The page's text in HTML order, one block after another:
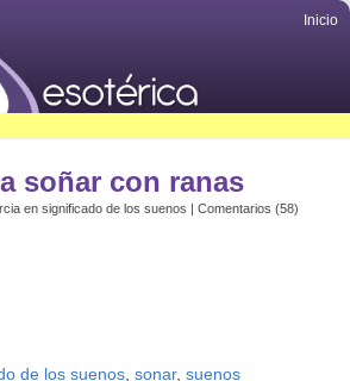
Inicio
soñar con ranas
en significado de los suenos | Comentarios (58)
de los suenos ,sonar,suenos